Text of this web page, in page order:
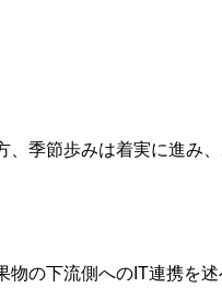
季節歩みは着実に進み
の下流側へのIT連携を述